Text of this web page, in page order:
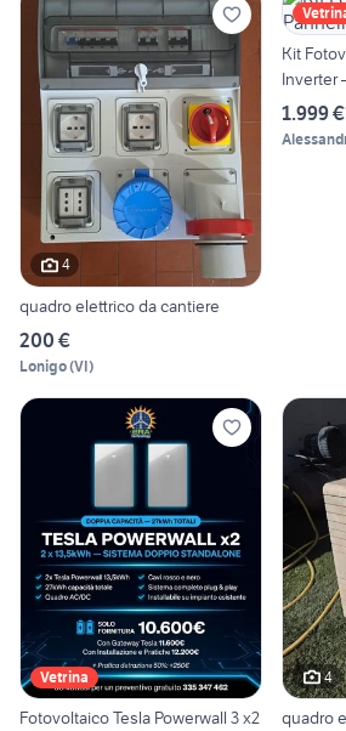
4
quadro elettrico da cantiere
200 €
Lonigo(VI)
Kit
Inverter
1.999 €
Vetrina
Fotovoltaico Tesla Powerwall 3 x2
4
quadro